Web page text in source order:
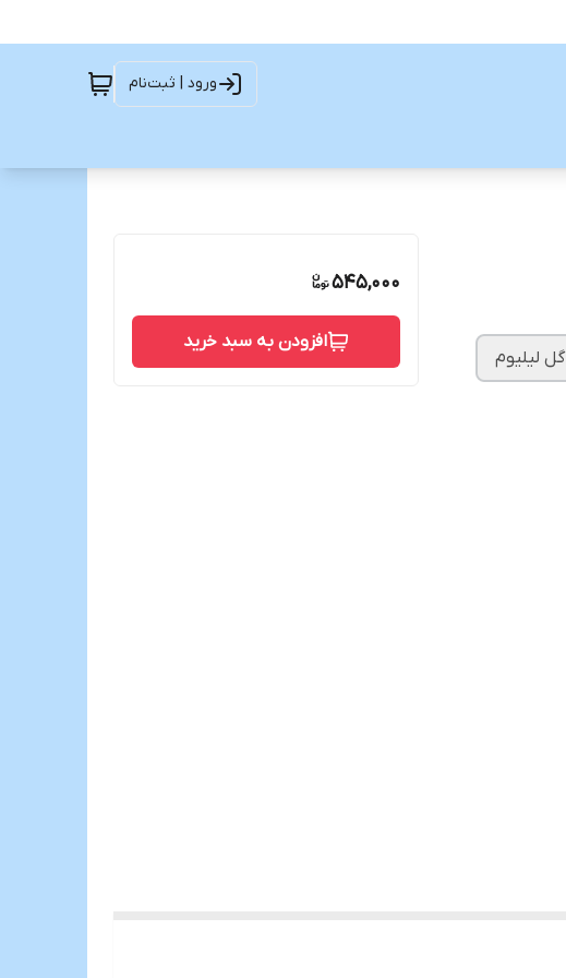
ورود | ثبت‌نام
گل لیلیوم
545,000
افزودن به سبد خرید